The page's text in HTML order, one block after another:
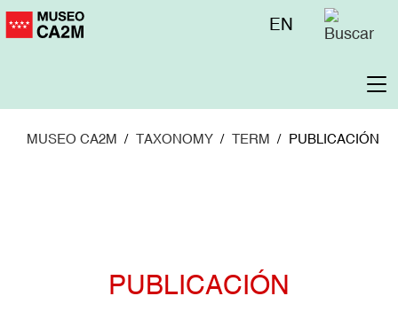
Pasar
Menú
EN
MUSEO CA2M TAXONOMY TERM PUBLICACIÓN
PUBLICACIÓN